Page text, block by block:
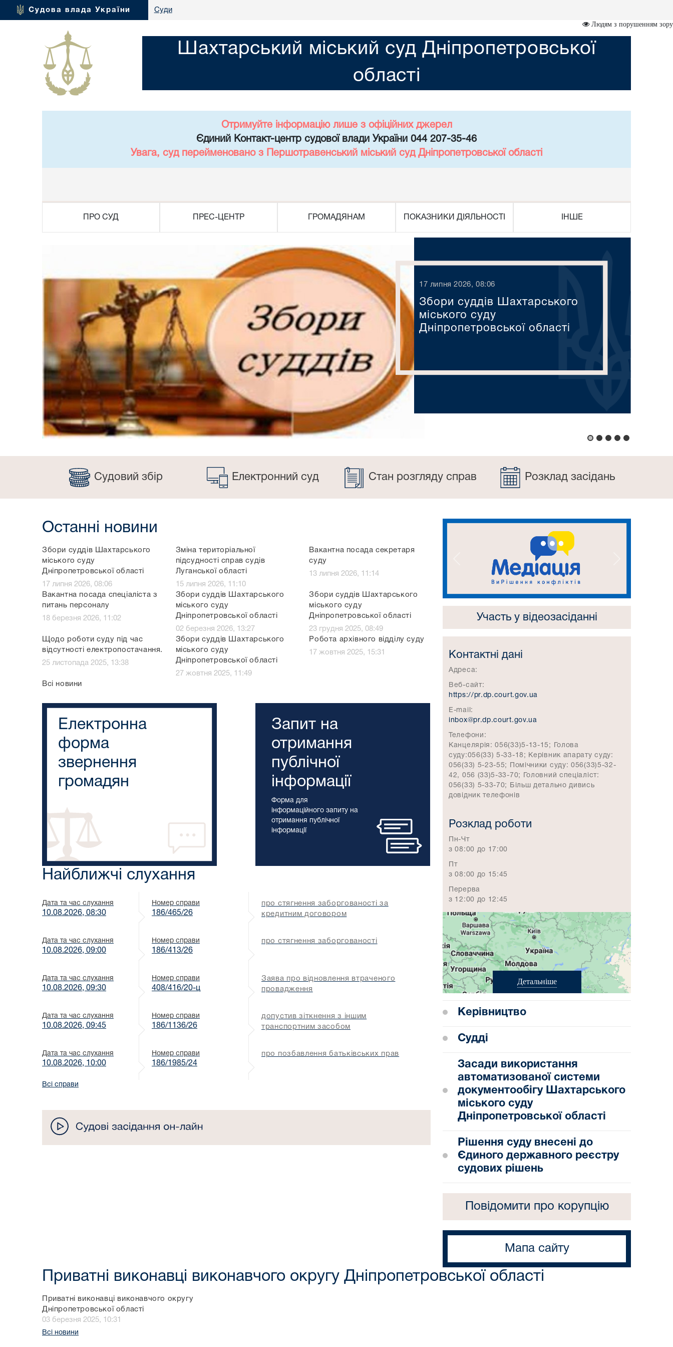
Судова влада України Суди
Людям з порушенням зору
Шахтарський міський суд Дніпропетровської
області
Отримуйте інформацію лише з офіційних джерел
Єдиний Контакт-центр судової влади України 044 207-35-46
Увага, суд перейменовано з Першотравенський міський суд Дніпропетровської області
ПРО СУД ПРЕС-ЦЕНТР ГРОМАДЯНАМ ПОКАЗНИКИ ДІЯЛЬНОСТІ ІНШЕ
17 липня 2026, 08:06
Збори суддів Шахтарського
міського суду
Дніпропетровської області
Судовий збір Електронний суд Стан розгляду справ Розклад засідань
Останні новини
Збори суддів Шахтарського
міського суду
Дніпропетровської області
17 липня 2026, 08:06
Зміна територіальної
підсудності справ судів
Луганської області
15 липня 2026, 11:10
Вакантна посада секретаря
суду
13 липня 2026, 11:14
Вакантна посада спеціаліста з
питань персоналу
18 березня 2026, 11:02
Збори суддів Шахтарського
міського суду
Дніпропетровської області
02 березня 2026, 13:27
Збори суддів Шахтарського
міського суду
Дніпропетровської області
23 грудня 2025, 08:49
Щодо роботи суду під час
відсутності електропостачання.
25 листопада 2025, 13:38
Збори суддів Шахтарського
міського суду
Дніпропетровської області
27 жовтня 2025, 11:49
Робота архівного відділу суду
17 жовтня 2025, 15:31
Всі новини
Електронна
форма
звернення
громадян
Запит на
отримання
публічної
інформації
Форма для
інформаційного запиту на
отримання публічної
інформації
Найближчі слухання
Дата та час слухання
10.08.2026, 08:30
Номер справи
186/465/26
про стягнення заборгованості за
кредитним договором
Дата та час слухання
10.08.2026, 09:00
Номер справи
186/413/26
про стягнення заборгованості
Дата та час слухання
10.08.2026, 09:30
Номер справи
408/416/20-ц
Заява про відновлення втраченого
провадження
Дата та час слухання
10.08.2026, 09:45
Номер справи
186/1136/26
допустив зіткнення з іншим
транспортним засобом
Дата та час слухання
10.08.2026, 10:00
Номер справи
186/1985/24
про позбавлення батьківських прав
Всі справи
Попередній
Участь у відеозасіданні
Контактні дані
Адреса:
Веб-сайт:
https://pr.dp.court.gov.ua
E-mail:
inbox@pr.dp.court.gov.ua
Телефони:
Канцелярія: 056(33)5-13-15; Голова
суду:056(33) 5-33-18; Керівник апарату суду:
056(33) 5-23-55; Помічники суду: 056(33)5-32-
42, 056 (33)5-33-70; Головний спеціаліст:
056(33) 5-33-70; Більш детально дивись
довідник телефонів
Розклад роботи
Пн-Чт
з 08:00 до 17:00
Пт
з 08:00 до 15:45
Перерва
з 12:00 до 12:45
Детальніше
Керівництво
Судді
Засади використання
автоматизованої системи
документообігу Шахтарського
міського суду
Дніпропетровської області
Рішення суду внесені до
Єдиного державного реєстру
судових рішень
Повідомити про корупцію
Мапа сайту
Приватні виконавці виконавчого округу Дніпропетровської області
Приватні виконавці виконавчого округу
Дніпропетровської області
03 березня 2025, 10:31
Всі новини